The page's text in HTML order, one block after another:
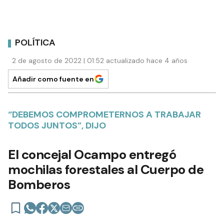
POLÍTICA
2 de agosto de 2022 | 01:52 actualizado hace 4 años
Añadir como fuente en
“DEBEMOS COMPROMETERNOS A TRABAJAR
TODOS JUNTOS”, DIJO
El concejal Ocampo entregó
mochilas forestales al Cuerpo de
Bomberos